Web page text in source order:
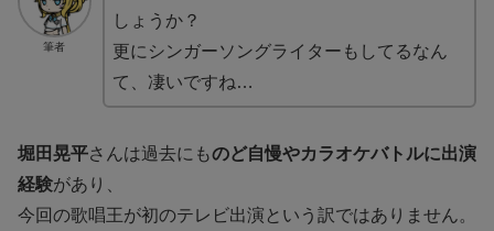
筆者
しょうか？
更にシンガーソングライターもしてるなん
て、凄いですね…
堀田晃平さんは過去にものど自慢やカラオケバトルに出演
経験があり、
今回の歌唱王が初のテレビ出演という訳ではありません。